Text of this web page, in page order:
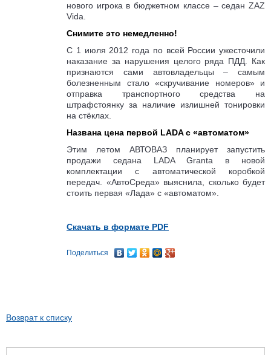
нового игрока в бюджетном классе – седан ZAZ
Vida.
Снимите это немедленно!
С 1 июля 2012 года по всей России ужесточили
наказание за нарушения целого ряда ПДД. Как
признаются сами автовладельцы – самым
болезненным стало «скручивание номеров» и
отправка транспортного средства на
штрафстоянку за наличие излишней тонировки
на стёклах.
Названа цена первой LADA с «автоматом»
Этим летом АВТОВАЗ планирует запустить
продажи седана LADA Granta в новой
комплектации с автоматической коробкой
передач. «АвтоСреда» выяснила, сколько будет
стоить первая «Лада» с «автоматом».
Скачать в формате PDF
Поделиться
Возврат к списку